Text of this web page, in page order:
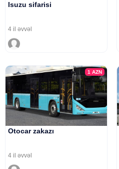
Isuzu sifarisi
4 il əvvəl
1AZN
Otocar zakazı
4 il əvvəl